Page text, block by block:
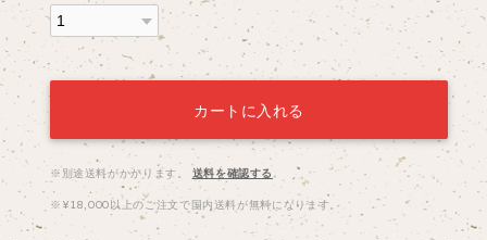
カートに入れる
※別途送料がかかります。 送料を確認する
※¥18,000以上のご注文で国内送料が無料になります。